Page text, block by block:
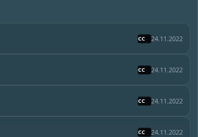
24.11.2022
24.11.2022
24.11.2022
24.11.2022